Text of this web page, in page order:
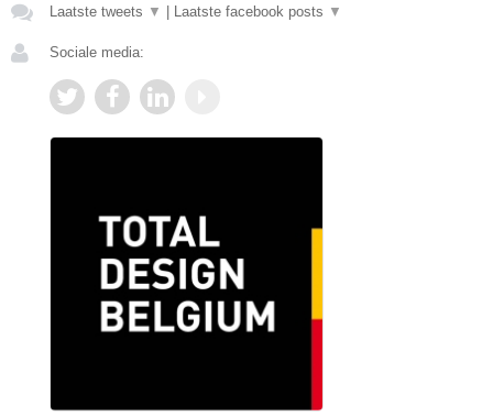
Laatste tweets ▼ Laatste facebook posts ▼
Sociale media: